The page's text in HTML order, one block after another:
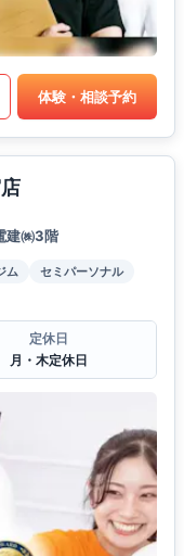
体験・相談予約
建㈱3階
ム
セミパーソナル
定休日
月・木定休日